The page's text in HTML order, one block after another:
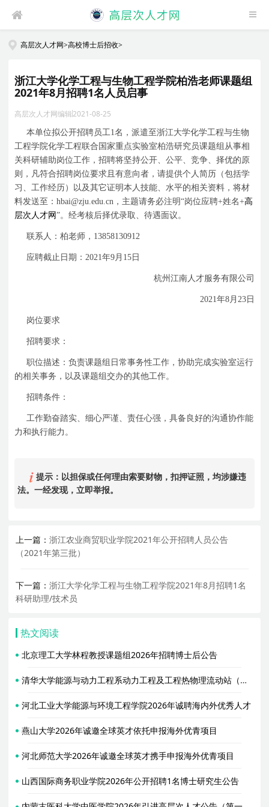
高层次人才网>高校博士后招收>
浙江大学化学工程与生物工程学院柏浩老师课题组
2021年8月招聘1名人员启事
高层次人才网编辑2021-08-25
本单位拟公开招聘员工1名，派遣至浙江大学化学工程与生物
工程学院化学工程联合国家重点实验室柏浩研究员课题组从事相
关科研辅助岗位工作，招聘将坚持公开、公平、竞争、择优的原
则，凡符合招聘岗位要求且有意向者，请提供个人简历（包括学
习、工作经历）以及其它证明本人技能、水平的相关资料，将材
料发送至：hbai@zju.edu.cn ，主题请务必注明“岗位应聘+姓名+高
层次人才网”。经考核后择优录取、待遇面议。
联系人：柏老师， 13858130912
应聘截止日期： 2021年9 月 15日
杭州江南人才服务有限公司
2021年8月 23日
岗位要求
招聘要求：
职位描述：负责课题组日常事务性工作，协助完成实验室运行
的相关事务，以及课题组交办的其他工作。
招聘条件：
工作勤奋踏实、细心严谨、责任心强，具备良好的沟通协作能
力和执行能力。
提示：以担保或任何理由索要财物，扣押证照，均涉嫌违
法。一经发现，立即举报。
上一篇：浙江农业商贸职业学院2021年公开招聘人员公告
（2021年第三批）
下一篇：浙江大学化学工程与生物工程学院2021年8月招聘1名
科研助理/技术员
热文阅读
北京理工大学林程教授课题组2026年招聘博士后公告
清华大学能源与动力工程系动力工程及工程热物理流动站（合作导师胥蕊娜）2026年招聘2名博士后
河北工业大学能源与环境工程学院2026年诚聘海内外优秀人才
燕山大学2026年诚邀全球英才依托申报海外优青项目
河北师范大学2026年诚邀全球英才携手申报海外优青项目
山西国际商务职业学院2026年公开招聘1名博士研究生公告